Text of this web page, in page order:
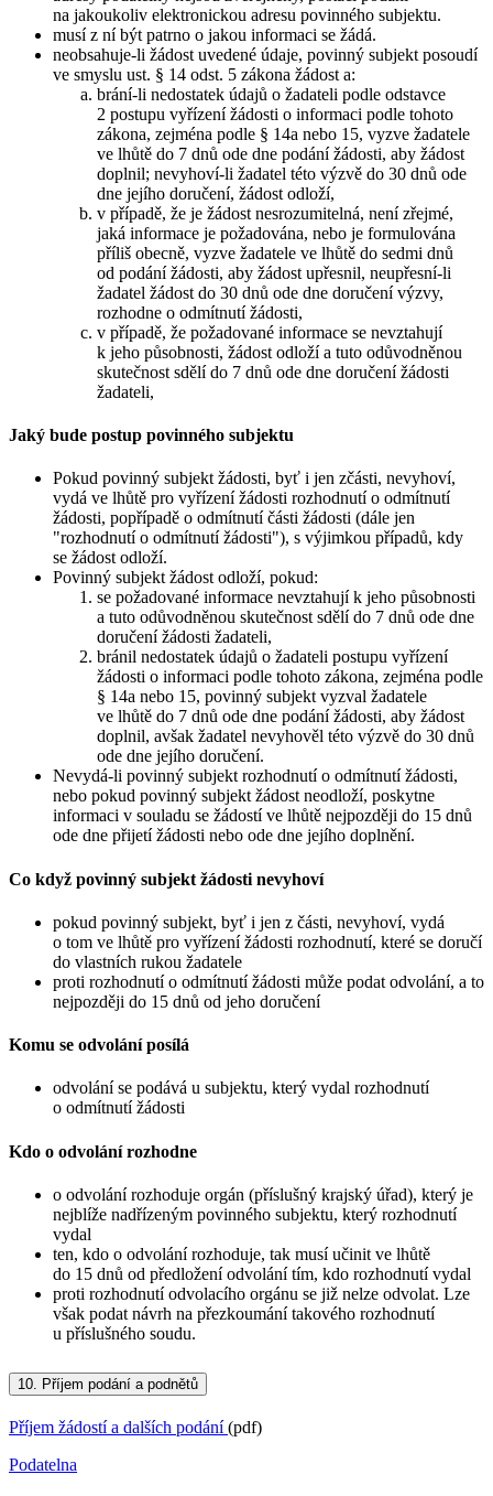
na jakoukoliv elektronickou adresu povinného subjektu.
musí z ní být patrno o jakou informaci se žádá.
neobsahuje-li žádost uvedené údaje, povinný subjekt posoudí
ve smyslu ust. § 14 odst. 5 zákona žádost a:
brání-li nedostatek údajů o žadateli podle odstavce
2 postupu vyřízení žádosti o informaci podle tohoto
zákona, zejména podle § 14a nebo 15, vyzve žadatele
ve lhůtě do 7 dnů ode dne podání žádosti, aby žádost
doplnil; nevyhoví-li žadatel této výzvě do 30 dnů ode
dne jejího doručení, žádost odloží,
v případě, že je žádost nesrozumitelná, není zřejmé,
jaká informace je požadována, nebo je formulována
příliš obecně, vyzve žadatele ve lhůtě do sedmi dnů
od podání žádosti, aby žádost upřesnil, neupřesní-li
žadatel žádost do 30 dnů ode dne doručení výzvy,
rozhodne o odmítnutí žádosti,
v případě, že požadované informace se nevztahují
k jeho působnosti, žádost odloží a tuto odůvodněnou
skutečnost sdělí do 7 dnů ode dne doručení žádosti
žadateli,
Jaký bude postup povinného subjektu
Pokud povinný subjekt žádosti, byť i jen zčásti, nevyhoví,
vydá ve lhůtě pro vyřízení žádosti rozhodnutí o odmítnutí
žádosti, popřípadě o odmítnutí části žádosti (dále jen
"rozhodnutí o odmítnutí žádosti"), s výjimkou případů, kdy
se žádost odloží.
Povinný subjekt žádost odloží, pokud:
se požadované informace nevztahují k jeho působnosti
a tuto odůvodněnou skutečnost sdělí do 7 dnů ode dne
doručení žádosti žadateli,
bránil nedostatek údajů o žadateli postupu vyřízení
žádosti o informaci podle tohoto zákona, zejména podle
§ 14a nebo 15, povinný subjekt vyzval žadatele
ve lhůtě do 7 dnů ode dne podání žádosti, aby žádost
doplnil, avšak žadatel nevyhověl této výzvě do 30 dnů
ode dne jejího doručení.
Nevydá-li povinný subjekt rozhodnutí o odmítnutí žádosti,
nebo pokud povinný subjekt žádost neodloží, poskytne
informaci v souladu se žádostí ve lhůtě nejpozději do 15 dnů
ode dne přijetí žádosti nebo ode dne jejího doplnění.
Co když povinný subjekt žádosti nevyhoví
pokud povinný subjekt, byť i jen z části, nevyhoví, vydá
o tom ve lhůtě pro vyřízení žádosti rozhodnutí, které se doručí
do vlastních rukou žadatele
proti rozhodnutí o odmítnutí žádosti může podat odvolání, a to
nejpozději do 15 dnů od jeho doručení
Komu se odvolání posílá
odvolání se podává u subjektu, který vydal rozhodnutí
o odmítnutí žádosti
Kdo o odvolání rozhodne
o odvolání rozhoduje orgán (příslušný krajský úřad), který je
nejblíže nadřízeným povinného subjektu, který rozhodnutí
vydal
ten, kdo o odvolání rozhoduje, tak musí učinit ve lhůtě
do 15 dnů od předložení odvolání tím, kdo rozhodnutí vydal
proti rozhodnutí odvolacího orgánu se již nelze odvolat. Lze
však podat návrh na přezkoumání takového rozhodnutí
u příslušného soudu.
10. Příjem podání a podnětů
Příjem žádostí a dalších podání(pdf)
Podatelna